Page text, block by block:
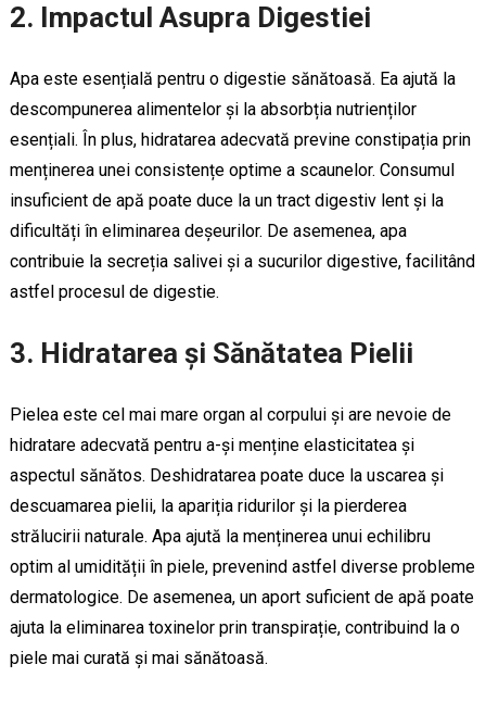
2. Impactul Asupra Digestiei
Apa este esențială pentru o digestie sănătoasă. Ea ajută la
descompunerea alimentelor și la absorbția nutrienților
esențiali. În plus, hidratarea adecvată previne constipația prin
menținerea unei consistențe optime a scaunelor. Consumul
insuficient de apă poate duce la un tract digestiv lent și la
dificultăți în eliminarea deșeurilor. De asemenea, apa
contribuie la secreția salivei și a sucurilor digestive, facilitând
astfel procesul de digestie.
3. Hidratarea și Sănătatea Pielii
Pielea este cel mai mare organ al corpului și are nevoie de
hidratare adecvată pentru a-și menține elasticitatea și
aspectul sănătos. Deshidratarea poate duce la uscarea și
descuamarea pielii, la apariția ridurilor și la pierderea
strălucirii naturale. Apa ajută la menținerea unui echilibru
optim al umidității în piele, prevenind astfel diverse probleme
dermatologice. De asemenea, un aport suficient de apă poate
ajuta la eliminarea toxinelor prin transpirație, contribuind la o
piele mai curată și mai sănătoasă.